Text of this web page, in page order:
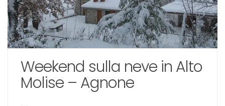
Weekend sulla neve in Alto
Molise – Agnone